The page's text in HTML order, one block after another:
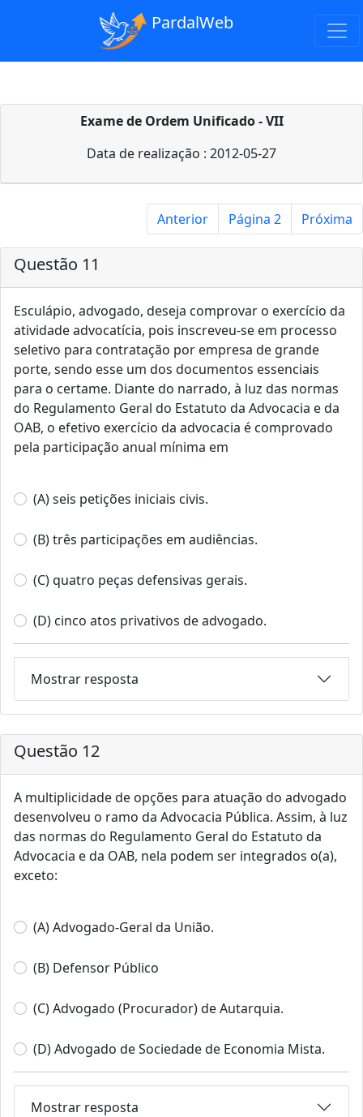
PardalWeb
Exame de Ordem Unificado - VII
Data de realização : 2012-05-27
Anterior Página 2 Próxima
Questão 11
Esculápio, advogado, deseja comprovar o exercício da
atividade advocatícia, pois inscreveu‐se em processo
seletivo para contratação por empresa de grande
porte, sendo esse um dos documentos essenciais
para o certame. Diante do narrado, à luz das normas
do Regulamento Geral do Estatuto da Advocacia e da
OAB, o efetivo exercício da advocacia é comprovado
pela participação anual mínima em
(A) seis petições iniciais civis.
(B) três participações em audiências.
(C) quatro peças defensivas gerais.
(D) cinco atos privativos de advogado.
Mostrar resposta
Questão 12
A multiplicidade de opções para atuação do advogado
desenvolveu o ramo da Advocacia Pública. Assim, à luz
das normas do Regulamento Geral do Estatuto da
Advocacia e da OAB, nela podem ser integrados o(a),
exceto:
(A) Advogado-Geral da União.
(B) Defensor Público
(C) Advogado (Procurador) de Autarquia.
(D) Advogado de Sociedade de Economia Mista.
Mostrar resposta